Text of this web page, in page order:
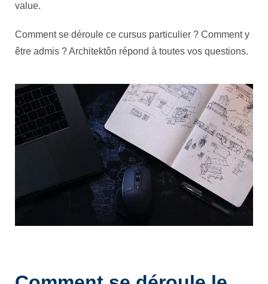
value.
Comment se déroule ce cursus particulier ? Comment y
être admis ? Architektôn répond à toutes vos questions.